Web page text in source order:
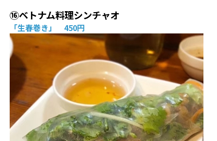
⑯ベトナム料理シンチャオ
「生春巻き」 450円